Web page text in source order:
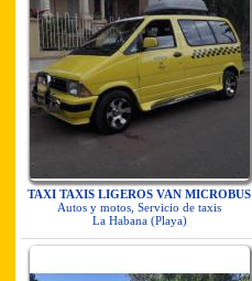
TAXI TAXIS LIGEROS VAN MICROBUS
Autos y motos, Servicio de taxis
La Habana (Playa)